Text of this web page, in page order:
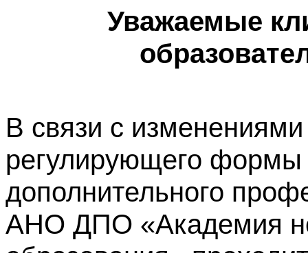
Уважаемые
В связи с изменениями
регулирующего формы
дополнительного
АНО ДПО «Академия